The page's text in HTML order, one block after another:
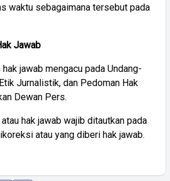
waktu sebagaimana tersebut pada
Jawab
jawab mengacu pada Undang-
Jurnalistik, dan Pedoman Hak
Dewan Pers.
hak jawab wajib ditautkan pada
atau yang diberi hak jawab.